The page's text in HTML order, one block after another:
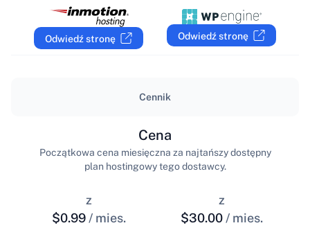
PL
Odwiedź stronę Odwiedź stronę
Cennik
z
$0.99 / mies.
Cena
Początkowa cena miesięczna za najtańszy dostępny
plan hostingowy tego dostawcy.
z
$30.00 / mies.